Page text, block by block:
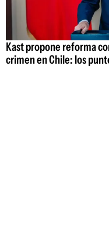
Kast propone reforma
crimen en Chile: los